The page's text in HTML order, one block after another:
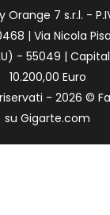
Orange 7 s.r.l. -
| Via Nicola
- 55049 |
10.200,00 Euro
- 2026 ©
su Gigarte.com